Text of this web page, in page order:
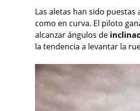
Las aletas han sido
como en curva. El piloto
alcanzar ángulos de
la tendencia a levantar la